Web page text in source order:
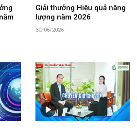
Giải thưởng Hiệu quả năng
lượng năm 2026
30/06/2026